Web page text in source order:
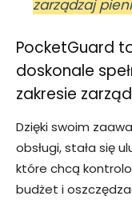
zarządzaj
PocketGuard
doskonale
zakresie
Dzięki swoim
obsługi, stała się
które chcą
budżet i